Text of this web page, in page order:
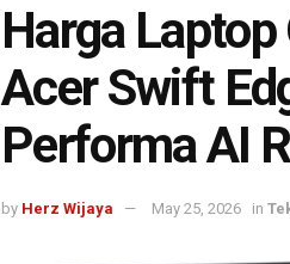
Harga
Acer Swift
Performa AI
by Herz Wijaya May 25, 2026 in